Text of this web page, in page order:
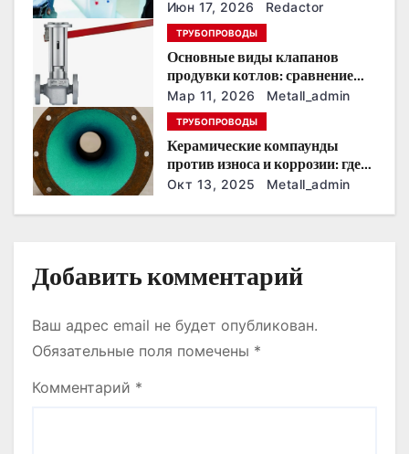
з
п
и
с
я
Июн 17, 2026 Redactor
ТРУБОПРОВОДЫ
Основные виды клапанов
продувки котлов: сравнение
устройств и характеристик
Мар 11, 2026 Metall_admin
ТРУБОПРОВОДЫ
Керамические компаунды
против износа и коррозии: где
они работают эффективнее
Окт 13, 2025 Metall_admin
Добавить комментарий
Ваш адрес email не будет опубликован.
Обязательные поля помечены *
Комментарий *